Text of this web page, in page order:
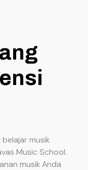
musik
Music School.
musik Anda